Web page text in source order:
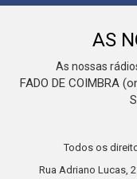
AS
As nossas
FADO DE COIMBRA
Todos os
Rua Adriano Lucas,